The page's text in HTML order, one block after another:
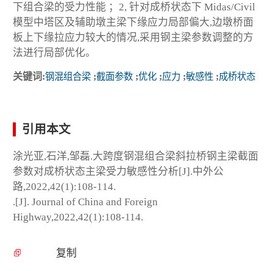
下组合梁的受力性能 ；2, 针对成桥状态下 Midas/Civil
模型中塔区及辅助墩主梁下缘应力局部偏大,边墩桥面
板上下缘拉应力较大的情况,采用钢主梁参数调整的方
法进行局部优化。
关键词:钢混组合梁 ;截面参数 ;优化 ;应力 ;敏感性 ;成桥状态
引用本文
涂光亚,石洋,邹磊.大跨度钢混组合梁斜拉桥钢主梁截面
参数对成桥状态主梁受力敏感性分析[J].中外公
路,2022,42(1):108-114.
.[J]. Journal of China and Foreign
Highway,2022,42(1):108-114.
复制